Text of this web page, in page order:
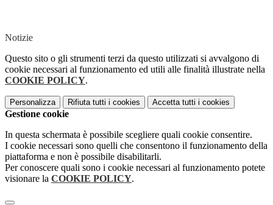
Notizie
Questo sito o gli strumenti terzi da questo utilizzati si avvalgono di
cookie necessari al funzionamento ed utili alle finalità illustrate nella
COOKIE POLICY.
Personalizza Rifiuta tutti i cookies Accetta tutti i cookies
Gestione cookie
In questa schermata è possibile scegliere quali cookie consentire.
I cookie necessari sono quelli che consentono il funzionamento della
piattaforma e non è possibile disabilitarli.
Per conoscere quali sono i cookie necessari al funzionamento potete
visionare la COOKIE POLICY.